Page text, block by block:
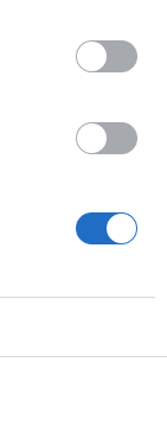
Artículos
EEUU.
tercera
define
por Ignacio
Ceuta